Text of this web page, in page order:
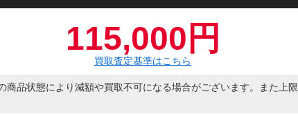
115,000円
買取査定基準はこちら
商品状態により減額や買取不可になる場合がございます。また上